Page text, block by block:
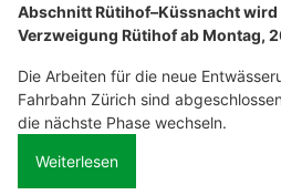
Abschnitt Rütihof–Küssnacht wird
Verzweigung Rütihof ab Montag,
Die Arbeiten für die neue
Fahrbahn Zürich sind
die nächste Phase wechseln.
Weiterlesen